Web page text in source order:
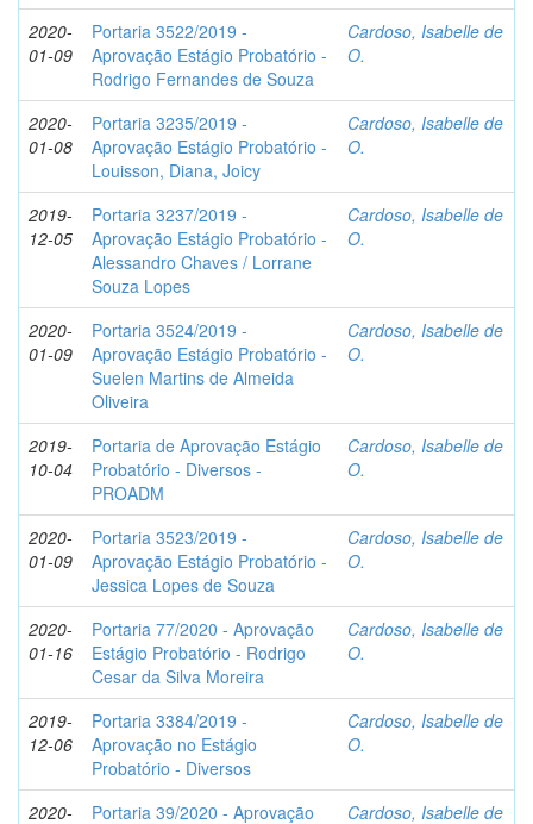
2020-
01-09
Portaria 3522/2019 -
Aprovação Estágio Probatório -
Rodrigo Fernandes de Souza
Cardoso, Isabelle de
O.
2020-
01-08
Portaria 3235/2019 -
Aprovação Estágio Probatório -
Louisson, Diana, Joicy
Cardoso, Isabelle de
O.
2019-
12-05
Portaria 3237/2019 -
Aprovação Estágio Probatório -
Alessandro Chaves / Lorrane
Souza Lopes
Cardoso, Isabelle de
O.
2020-
01-09
Portaria 3524/2019 -
Aprovação Estágio Probatório -
Suelen Martins de Almeida
Oliveira
Cardoso, Isabelle de
O.
2019-
10-04
Portaria de Aprovação Estágio
Probatório - Diversos -
PROADM
Cardoso, Isabelle de
O.
2020-
01-09
Portaria 3523/2019 -
Aprovação Estágio Probatório -
Jessica Lopes de Souza
Cardoso, Isabelle de
O.
2020-
01-16
Portaria 77/2020 - Aprovação
Estágio Probatório - Rodrigo
Cesar da Silva Moreira
Cardoso, Isabelle de
O.
2019-
12-06
Portaria 3384/2019 -
Aprovação no Estágio
Probatório - Diversos
Cardoso, Isabelle de
O.
2020- Portaria 39/2020 - Aprovação Cardoso, Isabelle de